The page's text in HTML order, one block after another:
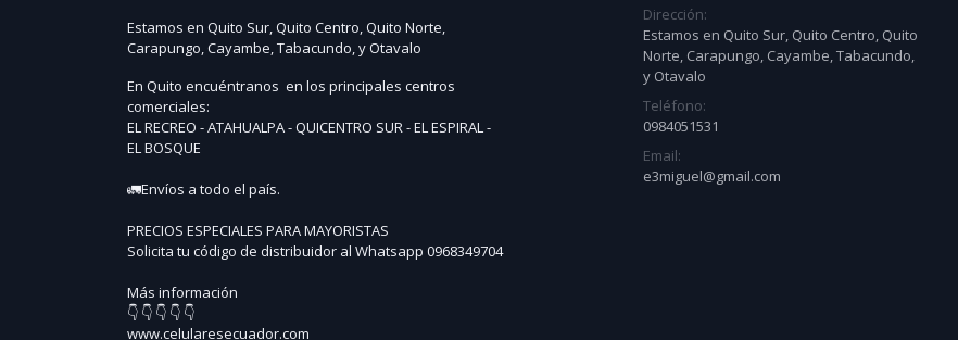
Estamos en Quito Sur, Quito Centro, Quito Norte,
Carapungo, Cayambe, Tabacundo, y Otavalo
En Quito encuéntranos en los principales centros
comerciales:
EL RECREO - ATAHUALPA - QUICENTRO SUR - EL ESPIRAL -
EL BOSQUE
🚛Envíos a todo el país.
PRECIOS ESPECIALES PARA MAYORISTAS
Solicita tu código de distribuidor al Whatsapp 0968349704
Más información
👇 👇 👇 👇 👇
www.celularesecuador.com
Dirección:
Estamos en Quito Sur, Quito Centro, Quito
Norte, Carapungo, Cayambe, Tabacundo,
y Otavalo
Teléfono:
0984051531
Email:
e3miguel@gmail.com